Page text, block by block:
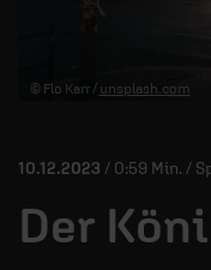
MITMACHEN
ÜBER UNS
© Flo Karr / unsplash.com
10.12.2023 / 0:59 Min. /
Der